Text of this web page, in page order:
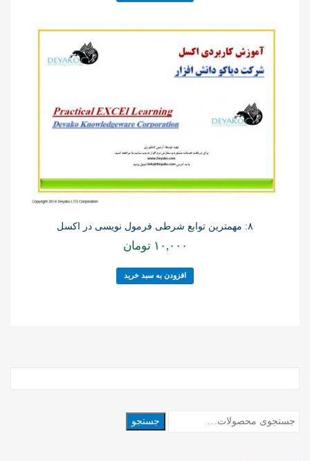
۸: مهمترین توابع شرطی فرمول نویسی در اکسل
۱۰,۰۰۰ تومان
افزودن به سبد خرید
جستجو